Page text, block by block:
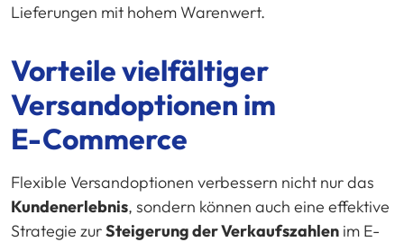
Lieferungen mit hohem Warenwert.
Vorteile vielfältiger
Versandoptionen im
E-Commerce
Flexible Versandoptionen verbessern nicht nur das
Kundenerlebnis, sondern können auch eine effektive
Strategie zurSteigerung der Verkaufszahlen im E-